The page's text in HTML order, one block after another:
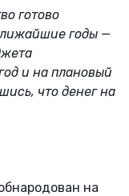
готово
годы —
и на плановый
что денег на
на